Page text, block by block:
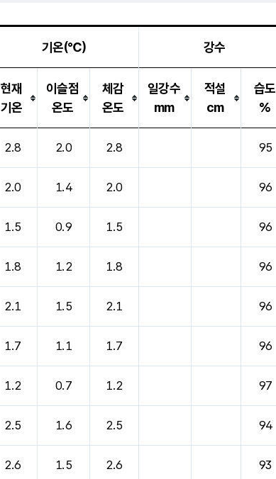
기온(℃) 강수
현재
기온
이슬점
온도
체감
온도
일강수
mm
적설
cm
습도
%
2.8 2.0 2.8 95
2.0 1.4 2.0 96
1.5 0.9 1.5 96
1.8 1.2 1.8 96
2.1 1.5 2.1 96
1.7 1.1 1.7 96
1.2 0.7 1.2 97
2.5 1.6 2.5 94
2.6 1.5 2.6 93